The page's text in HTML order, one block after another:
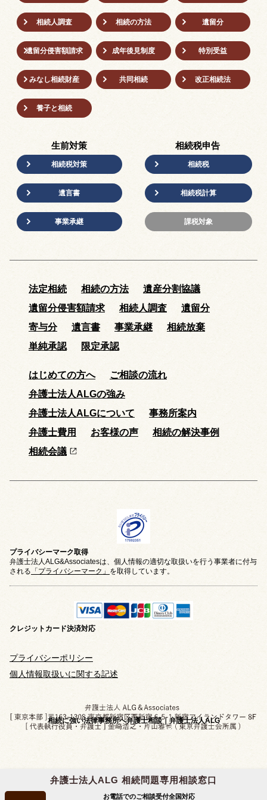
相続に強い法律事務所へ弁護士相談｜弁護士法人ALG
弁護士法人ALG 相続問題専用相談窓口
お電話でのご相談受付全国対応
相続人調査 相続の方法 遺留分
遺留分侵害額請求 成年後⾒制度 特別受益
みなし相続財産 共同相続 改正相続法
養子と相続
生前対策
相続税対策
遺言書
事業承継
相続税申告
相続税
相続税計算
課税対象
法定相続 相続の方法
遺産分割協議
遺留分侵害額請求
相続人調査
遺留分
寄与分
遺言書 事業承継
相続放棄
単純承認
限定承認
はじめての方へ
ご相談の流れ
弁護士法人ALGの強み
弁護士法人ALGについて
事務所案内
弁護士費用
お客様の声
相続の解決事例
相続会議
プライバシーマーク取得
弁護士法人ALG&Associatesは、個人情報の適切な取扱いを行う事業者に付与
される 「プライバシーマーク」 を取得しています。
クレジットカード決済対応
プライバシーポリシー
個人情報取扱いに関する記述
Copyright © 2019-2026 相続問題のご相談なら